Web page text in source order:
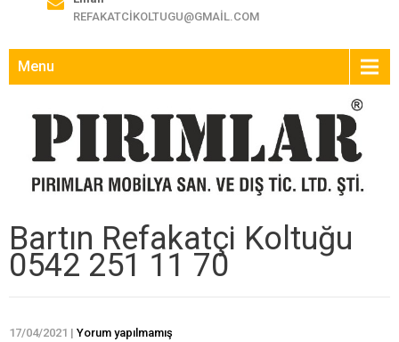
REFAKATCIKOLTUGU@GMAIL.COM
Menu
Bartın Refakatçi Koltuğu
0542 251 11 70
17/04/2021 | Yorum yapılmamış